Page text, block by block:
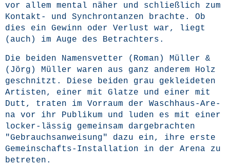
vor allem men­tal näher und schließ­lich zum
Kon­takt- und Syn­chront­an­zen brach­te. Ob
dies ein Gewinn oder Ver­lust war, liegt
(auch) im Auge des Betrachters.
Die bei­den Namens­vet­ter (Roman) Mül­ler &
(Jörg) Mül­ler waren aus ganz ande­rem Holz
geschnitzt. Die­se bei­den grau geklei­de­ten
Artis­ten, einer mit Glat­ze und einer mit
Dutt, tra­ten im Vor­raum der Wasch­haus-Are­
na vor ihr Publi­kum und luden es mit einer
locker-läs­sig gemein­sam dar­ge­brach­ten
"Gebrauchs­an­wei­sung" dazu ein, ihre ers­te
Gemein­schafts-Instal­la­ti­on in der Are­na zu
betreten.